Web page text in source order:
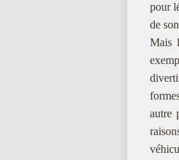
pour
de
Mais
autre